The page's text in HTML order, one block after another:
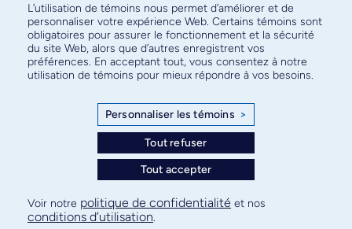
Abonnez-vous à notre infolettre
pour connaître l’actualité facultaire
Plan de site
Confidentialité
L’utilisation de témoins nous permet d’améliorer et de
personnaliser votre expérience Web. Certains témoins sont
obligatoires pour assurer le fonctionnement et la sécurité
du site Web, alors que d’autres enregistrent vos
préférences. En acceptant tout, vous consentez à notre
utilisation de témoins pour mieux répondre à vos besoins.
Personnaliser les témoins >
Tout refuser
Tout accepter
Voir notre politique de confidentialité et nos
conditions d’utilisation.